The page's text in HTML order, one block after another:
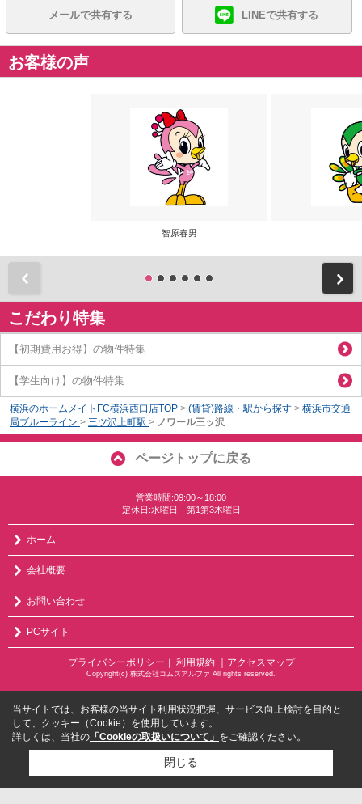
メールで共有する LINEで共有する
お客様の声
智原春男
こだわり特集
【初期費用お得】の物件特集
【学生向け】の物件特集
横浜のホームメイトFC横浜西口店TOP > (賃貸)路線・駅から探す > 横浜市交通
局ブルーライン > 三ツ沢上町駅 > ノワール三ッ沢
ページトップに戻る
営業時間:09:00～18:00
定休日:水曜日 第1第3木曜日
ホーム
会社概要
お問い合わせ
PCサイト
プライバシーポリシー ｜ 利用規約 ｜アクセスマップ
Copyright(c) 株式会社コムズアルファ All rights reserved.
当サイトでは、お客様の当サイト利用状況把握、サービス向上検討を目的と
して、クッキー（Cookie）を使用しています。
詳しくは、当社の 「Cookieの取扱いについて」 をご確認ください。
閉じる